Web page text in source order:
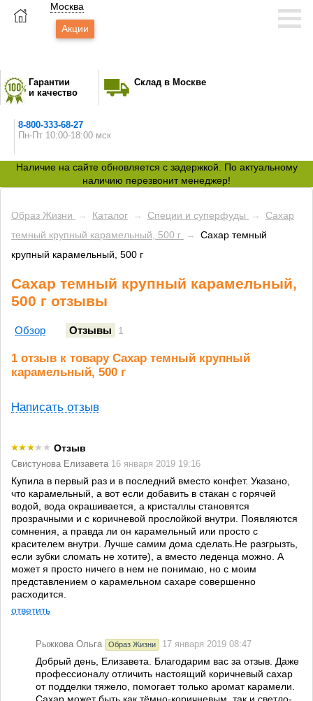
Москва
Акции
Гарантии
и качество
Склад в Москве
8-800-333-68-27
Пн-Пт 10:00-18:00 мск
Наличие на сайте обновляется с задержкой. По актуальному
наличию перезвонит менеджер!
Образ Жизни → Каталог → Специи и суперфуды →
Сахар
темный крупный карамельный, 500 г
→
Сахар темный
крупный карамельный, 500 г
Сахар темный крупный карамельный,
500 г отзывы
Обзор Отзывы 1
1 отзыв к товару Сахар темный крупный
карамельный, 500 г
Написать отзыв
Отзыв
Свистунова Елизавета 16 января 2019 19:16
Купила в первый раз и в последний вместо конфет. Указано,
что карамельный, а вот если добавить в стакан с горячей
водой, вода окрашивается, а кристаллы становятся
прозрачными и с коричневой прослойкой внутри. Появляются
сомнения, а правда ли он карамельный или просто с
красителем внутри. Лучше самим дома сделать.Не разгрызть,
если зубки сломать не хотите), а вместо леденца можно. А
может я просто ничего в нем не понимаю, но с моим
представлением о карамельном сахаре совершенно
расходится.
ответить
Рыжкова Ольга Образ Жизни 17 января 2019 08:47
Добрый день, Елизавета. Благодарим вас за отзыв. Даже
профессионалу отличить настоящий коричневый сахар
от подделки тяжело, помогает только аромат карамели.